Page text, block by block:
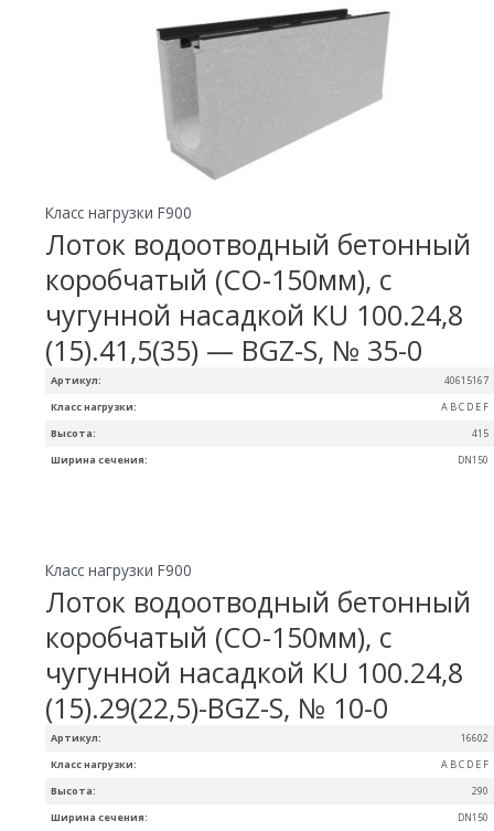
Артикул: 40615167
Ширина сечения: DN150
Высота: 415
Класс нагрузки: A B C D E F
Класс нагрузки F900
Лоток водоотводный бетонный
коробчатый (СО-150мм), с
чугунной насадкой КU 100.24,8
(15).41,5(35) — BGZ-S, № 35-0
Артикул: 16602
Ширина сечения: DN150
Высота: 290
Класс нагрузки: A B C D E F
Класс нагрузки F900
Лоток водоотводный бетонный
коробчатый (СО-150мм), с
чугунной насадкой КU 100.24,8
(15).29(22,5)-BGZ-S, № 10-0